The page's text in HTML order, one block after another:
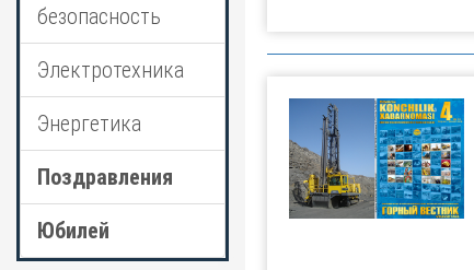
безопасность
Электротехника
Энергетика
Поздравления
Юбилей